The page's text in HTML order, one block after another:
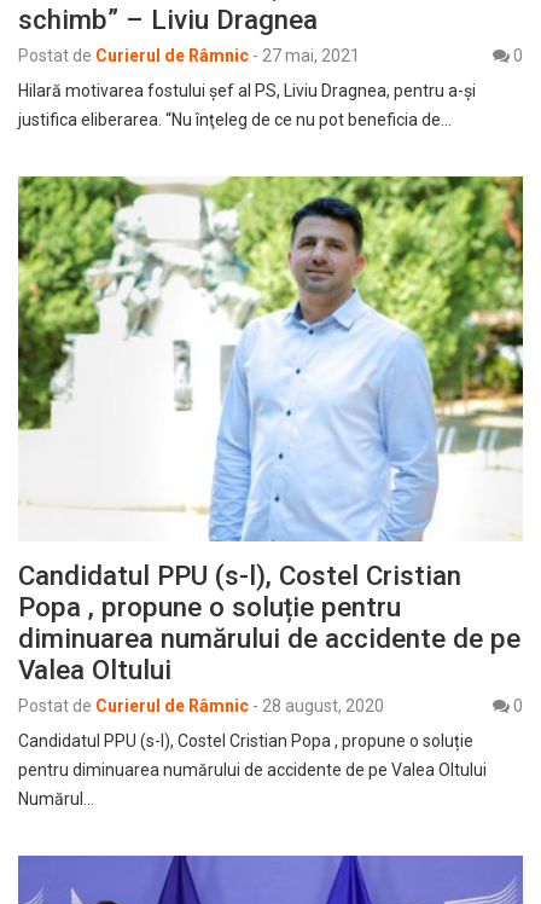
schimb” – Liviu Dragnea
Postat de Curierul de Râmnic - 27 mai, 2021
0
Hilară motivarea fostului șef al PS, Liviu Dragnea, pentru a-și
justifica eliberarea. “Nu înţeleg de ce nu pot beneficia de…
Candidatul PPU (s-l), Costel Cristian
Popa , propune o soluție pentru
diminuarea numărului de accidente de pe
Valea Oltului
Postat de Curierul de Râmnic - 28 august, 2020
0
Candidatul PPU (s-l), Costel Cristian Popa , propune o soluție
pentru diminuarea numărului de accidente de pe Valea Oltului
Numărul…